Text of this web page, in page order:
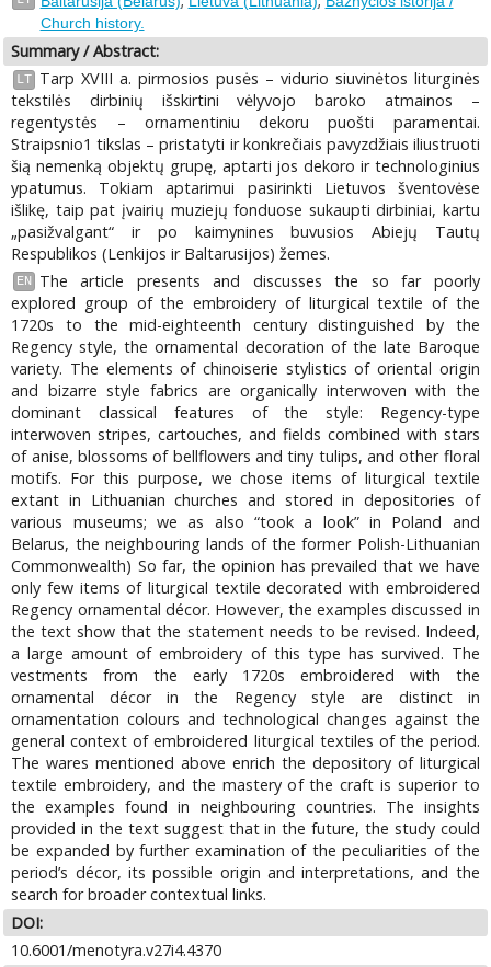
Church history.
Summary / Abstract:
LT
Tarp XVIII a. pirmosios pusės – vidurio siuvinėtos liturginės
tekstilės dirbinių išskirtini vėlyvojo baroko atmainos –
regentystės – ornamentiniu dekoru puošti paramentai.
Straipsnio1 tikslas – pristatyti ir konkrečiais pavyzdžiais iliustruoti
šią nemenką objektų grupę, aptarti jos dekoro ir technologinius
ypatumus. Tokiam aptarimui pasirinkti Lietuvos šventovėse
išlikę, taip pat įvairių muziejų fonduose sukaupti dirbiniai, kartu
„pasižvalgant“ ir po kaimynines buvusios Abiejų Tautų
Respublikos (Lenkijos ir Baltarusijos) žemes.
EN
The article presents and discusses the so far poorly
explored group of the embroidery of liturgical textile of the
1720s to the mid-eighteenth century distinguished by the
Regency style, the ornamental decoration of the late Baroque
variety. The elements of chinoiserie stylistics of oriental origin
and bizarre style fabrics are organically interwoven with the
dominant classical features of the style: Regency-type
interwoven stripes, cartouches, and fields combined with stars
of anise, blossoms of bellflowers and tiny tulips, and other floral
motifs. For this purpose, we chose items of liturgical textile
extant in Lithuanian churches and stored in depositories of
various museums; we as also “took a look” in Poland and
Belarus, the neighbouring lands of the former Polish-Lithuanian
Commonwealth) So far, the opinion has prevailed that we have
only few items of liturgical textile decorated with embroidered
Regency ornamental décor. However, the examples discussed in
the text show that the statement needs to be revised. Indeed,
a large amount of embroidery of this type has survived. The
vestments from the early 1720s embroidered with the
ornamental décor in the Regency style are distinct in
ornamentation colours and technological changes against the
general context of embroidered liturgical textiles of the period.
The wares mentioned above enrich the depository of liturgical
textile embroidery, and the mastery of the craft is superior to
the examples found in neighbouring countries. The insights
provided in the text suggest that in the future, the study could
be expanded by further examination of the peculiarities of the
period’s décor, its possible origin and interpretations, and the
search for broader contextual links.
DOI:
10.6001/menotyra.v27i4.4370